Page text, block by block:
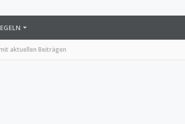
aktuellen Beiträgen